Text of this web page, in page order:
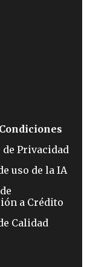
Privacidad
uso de la IA
a Crédito
Calidad